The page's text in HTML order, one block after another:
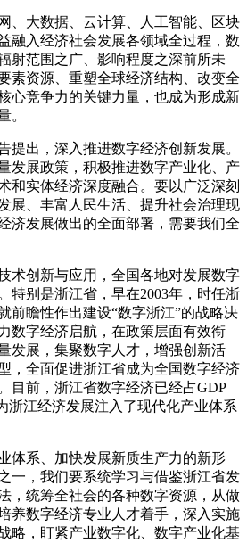
大数据、云计算、人工智能、区块
融入经济社会发展各领域全过程，数
射范围之广、影响程度之深前所未
素资源、重塑全球经济结构、改变全
心竞争力的关键力量，也成为形成新
。
出，深入推进数字经济创新发展。
发展政策，积极推进数字产业化、产
和实体经济深度融合。要以广泛深刻
展、丰富人民生活、提升社会治理现
济发展做出的全面部署，需要我们全
创新与应用，全国各地对发展数字
特别是浙江省，早在2003年，时任浙
前瞻性作出建设“数字浙江”的战略决
数字经济启航，在政策层面有效衔
发展，集聚数字人才，增强创新活
，全面促进浙江省成为全国数字经济
目前，浙江省数字经济已经占GDP
浙江经济发展注入了现代化产业体系
系、加快发展新质生产力的新形
一，我们要系统学习与借鉴浙江省发
，统筹全社会的各种数字资源，从做
养数字经济专业人才着手，深入实施
略，盯紧产业数字化、数字产业化基